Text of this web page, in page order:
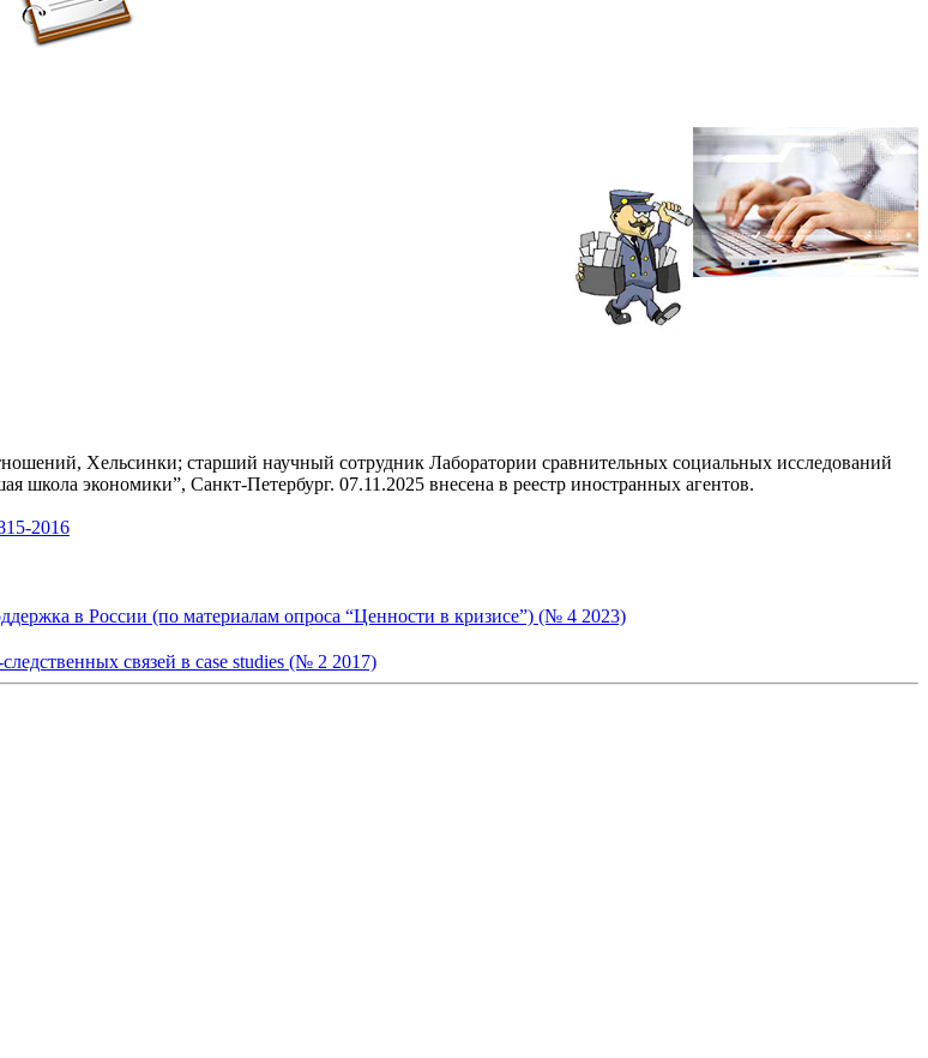
Хельсинки; старший научный сотрудник Лаборатории сравнительных социальных исследований
экономики”, Санкт-Петербург. 07.11.2025 внесена в реестр иностранных агентов.
2016
в России (по материалам опроса “Ценности в кризисе”) (№ 4 2023)
связей в case studies (№ 2 2017)